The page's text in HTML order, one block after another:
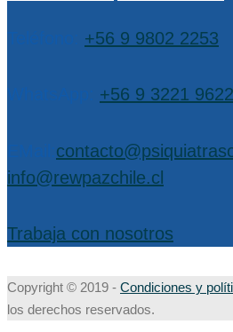
+56 9 9802 2253
+56 9 3221 9622
info@rewpazchile.cl
Trabaja con nosotros
Copyright © 2019 - Condiciones y
los derechos reservados.